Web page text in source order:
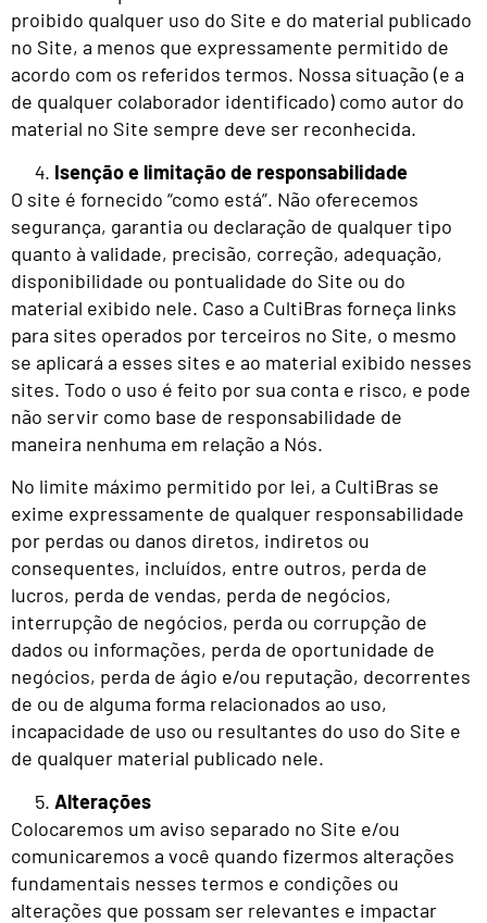
proibido qualquer uso do Site e do material publicado
no Site, a menos que expressamente permitido de
acordo com os referidos termos. Nossa situação (e a
de qualquer colaborador identificado) como autor do
material no Site sempre deve ser reconhecida.
Isenção e limitação de responsabilidade
O site é fornecido “como está”. Não oferecemos
segurança, garantia ou declaração de qualquer tipo
quanto à validade, precisão, correção, adequação,
disponibilidade ou pontualidade do Site ou do
material exibido nele. Caso a CultiBras forneça links
para sites operados por terceiros no Site, o mesmo
se aplicará a esses sites e ao material exibido nesses
sites. Todo o uso é feito por sua conta e risco, e pode
não servir como base de responsabilidade de
maneira nenhuma em relação a Nós.
No limite máximo permitido por lei, a CultiBras se
exime expressamente de qualquer responsabilidade
por perdas ou danos diretos, indiretos ou
consequentes, incluídos, entre outros, perda de
lucros, perda de vendas, perda de negócios,
interrupção de negócios, perda ou corrupção de
dados ou informações, perda de oportunidade de
negócios, perda de ágio e/ou reputação, decorrentes
de ou de alguma forma relacionados ao uso,
incapacidade de uso ou resultantes do uso do Site e
de qualquer material publicado nele.
Alterações
Colocaremos um aviso separado no Site e/ou
comunicaremos a você quando fizermos alterações
fundamentais nesses termos e condições ou
alterações que possam ser relevantes e impactar